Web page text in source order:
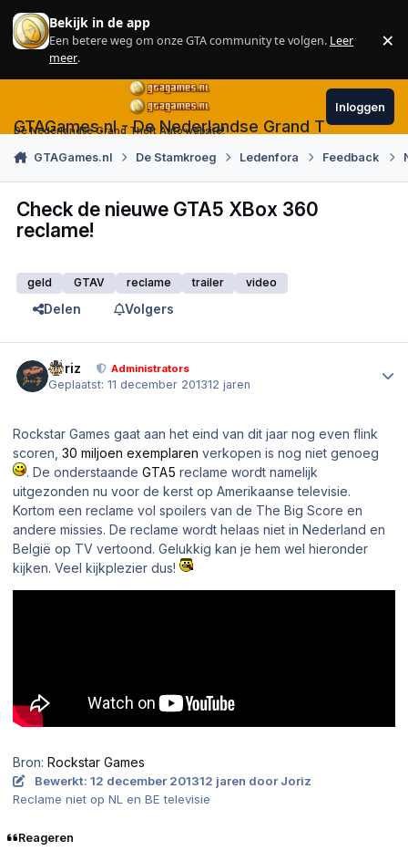
Skip to content
Bekijk in de app
Een betere weg om onze GTA community te volgen. Leer
meer.
×
GTAGames.nl - De Nederlandse Grand Theft Auto
De Nederlandse Grand Theft Auto website!
Inloggen
GTAGames.nl De Stamkroeg Ledenfora Feedback
Check de nieuwe GTA5 XBox 360
reclame!
geld GTAV reclame trailer video
Delen Volgers
Joriz Administrators
Geplaatst:11 december 201312 jaren
Rockstar Games gaat aan het eind van dit jaar nog even flink
scoren, 30 miljoen exemplaren verkopen is nog niet genoeg
. De onderstaande GTA5 reclame wordt namelijk
uitgezonden nu voor de kerst op Amerikaanse televisie.
Kortom een reclame vol spoilers van de The Big Score en
andere missies. De reclame wordt helaas niet in Nederland en
België op TV vertoond. Gelukkig kan je hem wel hieronder
kijken. Veel kijkplezier dus!
Bron: Rockstar Games
Bewerkt: 12 december 201312 jaren door Joriz
Reclame niet op NL en BE televisie
Reageren